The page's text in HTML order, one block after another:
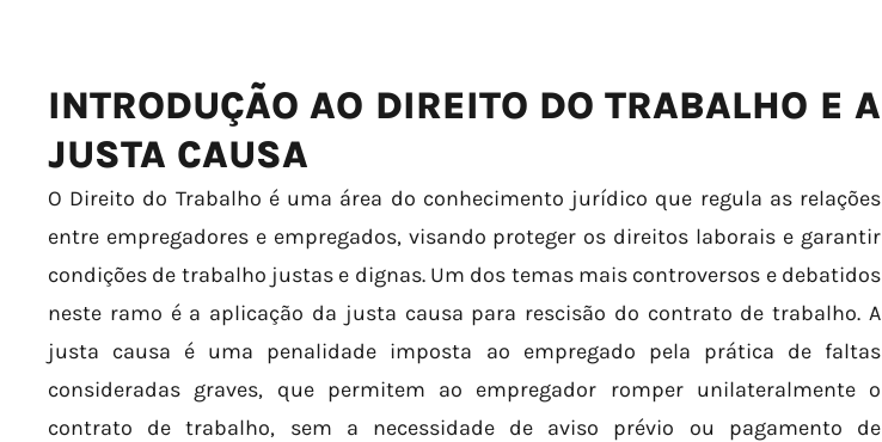
INTRODUÇÃO AO DIREITO DO TRABALHO E A
JUSTA CAUSA
O Direito do Trabalho é uma área do conhecimento jurídico que regula as relações
entre empregadores e empregados, visando proteger os direitos laborais e garantir
condições de trabalho justas e dignas. Um dos temas mais controversos e debatidos
neste ramo é a aplicação da justa causa para rescisão do contrato de trabalho. A
justa causa é uma penalidade imposta ao empregado pela prática de faltas
consideradas graves, que permitem ao empregador romper unilateralmente o
contrato de trabalho, sem a necessidade de aviso prévio ou pagamento de